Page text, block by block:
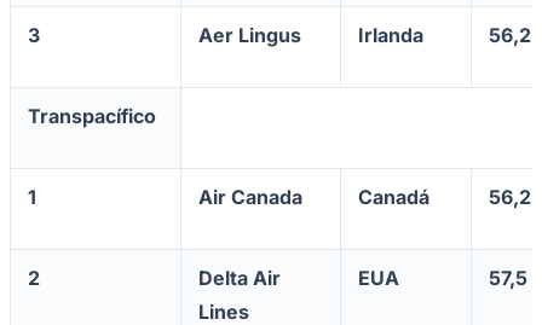
3 Aer Lingus Irlanda 56,2
Transpacífico
1 Air Canada Canadá 56,2
2
Delta Air
Lines
EUA 57,5